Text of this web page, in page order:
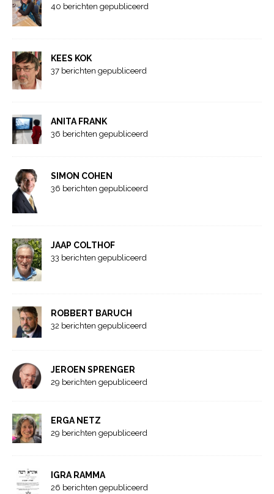
40 berichten gepubliceerd
KEES KOK
37 berichten gepubliceerd
ANITA FRANK
36 berichten gepubliceerd
SIMON COHEN
36 berichten gepubliceerd
JAAP COLTHOF
33 berichten gepubliceerd
ROBBERT BARUCH
32 berichten gepubliceerd
JEROEN SPRENGER
29 berichten gepubliceerd
ERGA NETZ
29 berichten gepubliceerd
IGRA RAMMA
26 berichten gepubliceerd